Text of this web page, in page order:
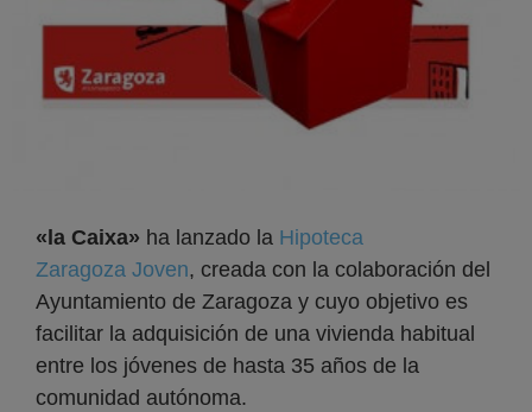
«la Caixa» ha lanzado la Hipoteca
Zaragoza Joven, creada con la colaboración del
Ayuntamiento de Zaragoza y cuyo objetivo es
facilitar la adquisición de una vivienda habitual
entre los jóvenes de hasta 35 años de la
comunidad autónoma.